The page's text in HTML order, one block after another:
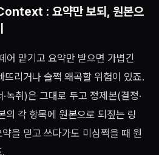
: 요약만 보되, 원본으
어 맡기고 요약만 받으면 가볍긴
뜨리거나 슬쩍 왜곡할 위험이 있죠.
녹취)은 그대로 두고 정제본(결정·
의 각 항목에 원본으로 되짚는 링
을 믿고 쓰다가도 미심쩍을 때 원